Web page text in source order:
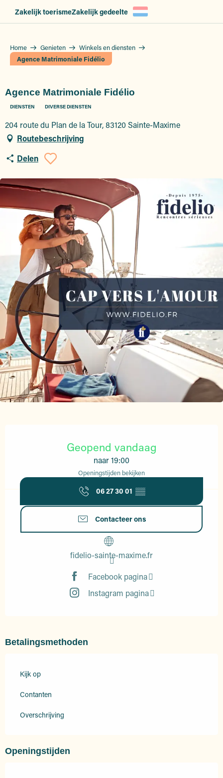
Zakelijk toerismeZakelijk gedeelte
Home Genieten
Winkels en diensten
Agence Matrimoniale Fidélio
Agence Matrimoniale Fidélio
DIENSTEN DIVERSE DIENSTEN
204 route du Plan de la Tour, 83120 Sainte-Maxime
Routebeschrijving
Delen
Ajouter aux favoris
Geopend vandaag
naar 19:00
Openingstijden bekijken
06 27 30 01 ▒▒
Contacteer ons
fidelio-sainte-maxime.fr
Facebook pagina
Instagram pagina
Betalingsmethoden
Kijk op
Contanten
Overschrijving
Openingstijden